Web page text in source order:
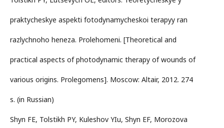
praktycheskye aspekti fotodynamycheskoi terapyy ran
razlychnoho heneza. Prolehomeni. [Theoretical and
practical aspects of photodynamic therapy of wounds of
various origins. Prolegomens]. Moscow: Altair, 2012. 274
s. (in Russian)
Shyn FE, Tolstikh PY, Kuleshov YIu, Shyn EF, Morozova